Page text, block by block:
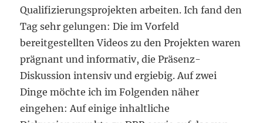
Qualifizierungsprojekten arbeiten. Ich fand den
Tag sehr gelungen: Die im Vorfeld
bereitgestellten Videos zu den Projekten waren
prägnant und informativ, die Präsenz-
Diskussion intensiv und ergiebig. Auf zwei
Dinge möchte ich im Folgenden näher
eingehen: Auf einige inhaltliche